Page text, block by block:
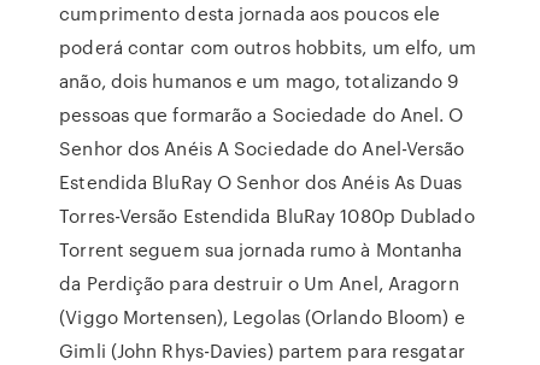
cumprimento desta jornada aos poucos ele
poderá contar com outros hobbits, um elfo, um
anão, dois humanos e um mago, totalizando 9
pessoas que formarão a Sociedade do Anel. O
Senhor dos Anéis A Sociedade do Anel-Versão
Estendida BluRay O Senhor dos Anéis As Duas
Torres-Versão Estendida BluRay 1080p Dublado
Torrent seguem sua jornada rumo à Montanha
da Perdição para destruir o Um Anel, Aragorn
(Viggo Mortensen), Legolas (Orlando Bloom) e
Gimli (John Rhys-Davies) partem para resgatar